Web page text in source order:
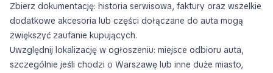
Zbierz dokumentację: historia serwisowa, faktury oraz wszelkie
dodatkowe akcesoria lub części dołączane do auta mogą
zwiększyć zaufanie kupujących.
Uwzględnij lokalizację w ogłoszeniu: miejsce odbioru auta,
szczególnie jeśli chodzi o Warszawę lub inne duże miasto,